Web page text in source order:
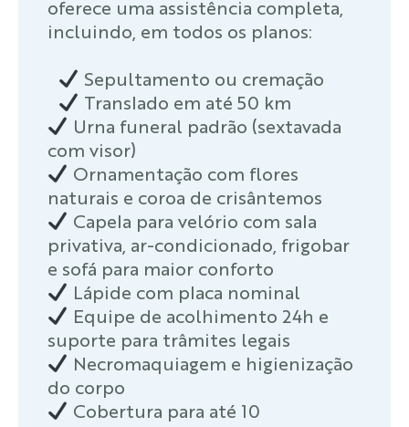
oferece uma assistência completa,
incluindo, em todos os planos:
Sepultamento ou cremação
Translado em até 50 km
Urna funeral padrão (sextavada
com visor)
Ornamentação com flores
naturais e coroa de crisântemos
Capela para velório com sala
privativa, ar-condicionado, frigobar
e sofá para maior conforto
Lápide com placa nominal
Equipe de acolhimento 24h e
suporte para trâmites legais
Necromaquiagem e higienização
do corpo
Cobertura para até 10